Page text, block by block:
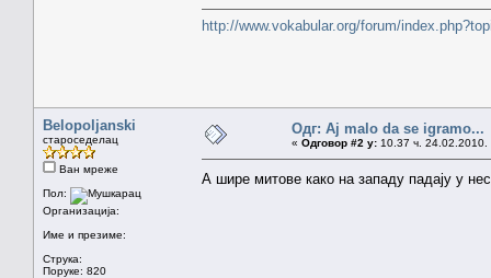
http://www.vokabular.org/forum/
Belopoljanski
староседелац
Ван мреже
Пол:
Организација:
Име и презиме:
Струка:
Поруке: 820
Одг: Aj malo da se igramo...
« Одговор #2 у: 10.37 ч. 24.02.2010.
А шире митове како на западу падају у